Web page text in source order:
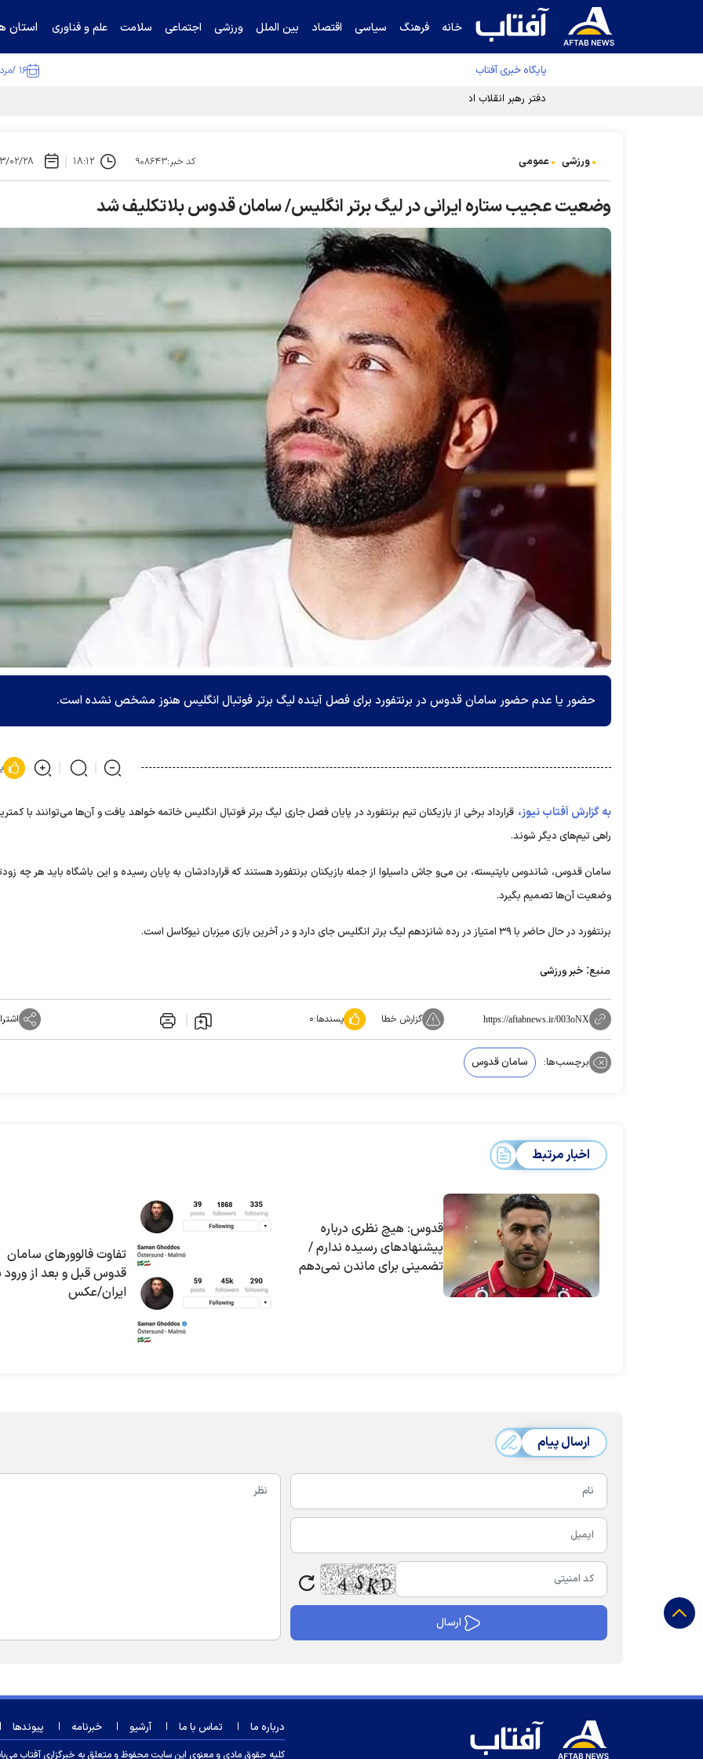
خانه فرهنگ سیاسی اقتصاد بین الملل ورزشی اجتماعی سلامت علم و فناوری استان
پایگاه خبری آفتاب ۱۶ /مرداد /۱۴۰۵
دفتر رهبر انقلاب ادعای خرازی درباره پزشکیان را تکذیب کرد
ورزشی عمومی کد خبر:۹۰۸۶۴۳ ۱۸:۱۲ ۱۴۰۳/
وضعیت عجیب ستاره ایرانی در لیگ برتر انگلیس/ سامان قدوس بلاتکلیف شد
حضور یا عدم حضور سامان قدوس در برنتفورد برای فصل آینده لیگ برتر فوتبال انگلیس هنوز مشخص نشده است.
به گزارش آفتاب نیوز، قرارداد برخی از بازیکنان تیم برنتفورد در پایان فصل جاری لیگ برتر فوتبال انگلیس خاتمه خواهد یافت و آن‌ها می‌توانند با
راهی تیم‌های دیگر شوند.
سامان قدوس، شاندوس باپتیسته، بن می‌و جاش داسیلوا از جمله بازیکنان برنتفورد هستند که قراردادشان به پایان رسیده و این باشگاه باید هر چه
وضعیت آن‌ها تصمیم بگیرد.
برنتفورد در حال حاضر با ۳۹ امتیاز در رده شانزدهم لیگ برتر انگلیس جای دارد و در آخرین بازی میزبان نیوکاسل است.
منبع: خبر ورزشی
https://aftabnews.ir/003oNX گزارش خطا پسندها:۰
برچسب‌ها: سامان قدوس
اخبار مرتبط
قدوس: هیچ نظری درباره
پیشنهادهای رسیده ندارم /
تضمینی برای ماندن نمی‌دهم
تفاوت فالوورهای سامان
قدوس قبل و بعد از ورود
ايران/عکس
ارسال پیام
درباره ما تماس با ما آرشیو خبرنامه پیوندها
کلیه حقوق مادی و معنوی این سایت محفوظ و متعلق به خبرگزاری آفتاب